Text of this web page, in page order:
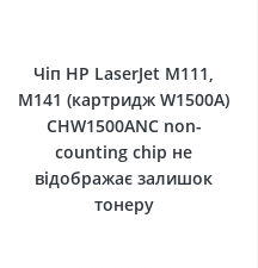
Чіп HP LaserJet M111,
M141 (картридж W1500A)
CHW1500ANC non-
counting chip не
відображає залишок
тонеру